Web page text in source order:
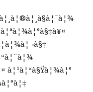
à¦¹à¦“à§Ÿà¦¾à¦°